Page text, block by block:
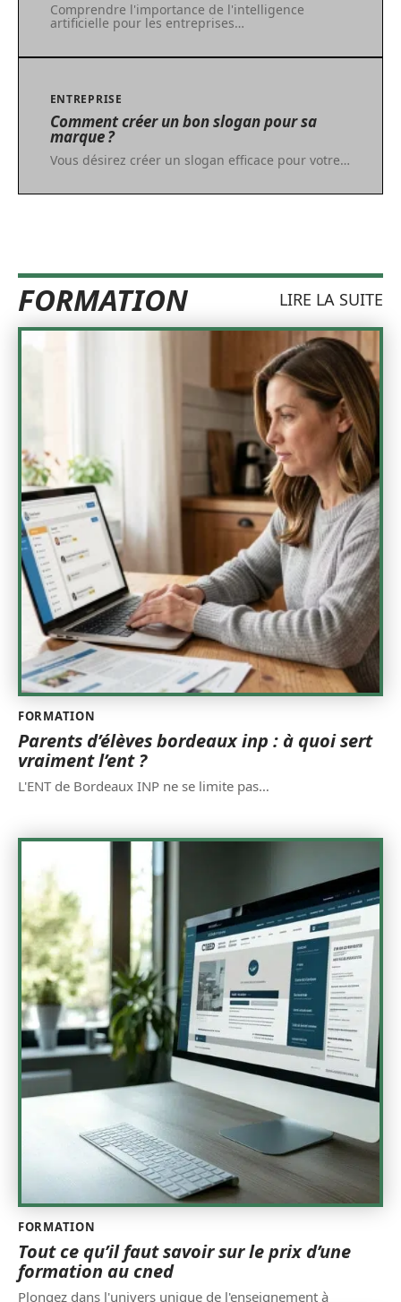
Comprendre l'importance de l'intelligence
artificielle pour les entreprises…
ENTREPRISE
Comment créer un bon slogan pour sa
marque ?
Vous désirez créer un slogan efficace pour votre…
FORMATION LIRE LA SUITE
FORMATION
Parents d’élèves bordeaux inp : à quoi sert
vraiment l’ent ?
L'ENT de Bordeaux INP ne se limite pas…
FORMATION
Tout ce qu’il faut savoir sur le prix d’une
formation au cned
Plongez dans l'univers unique de l'enseignement à